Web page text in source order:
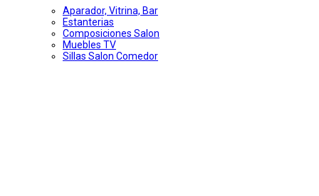
Aparador, Vitrina, Bar
Estanterias
Composiciones Salon
Muebles TV
Sillas Salon Comedor